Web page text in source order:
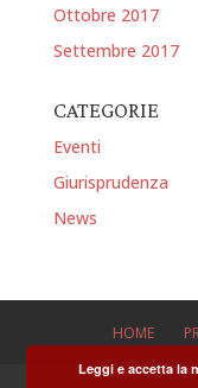
Ottobre 2017
Settembre 2017
CATEGORIE
Eventi
Giurisprudenza
News
HOME
Leggi e accetta la